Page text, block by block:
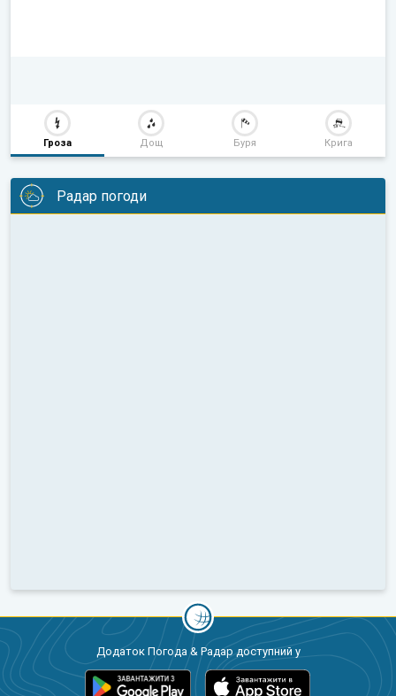
Гроза Дощ Буря Крига
Радар погоди
Додаток Погода & Радар доступний у